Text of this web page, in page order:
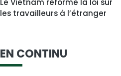
Le Vietnam réforme la loi sur
les travailleurs à l’étranger
EN CONTINU